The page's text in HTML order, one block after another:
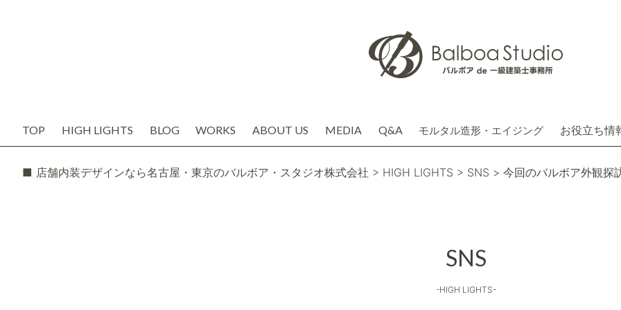
TOP HIGH LIGHTS BLOG WORKS ABOUT US MEDIA Q&A モルタル造形・エイジング お役立ち情
■ 店舗内装デザインなら名古屋・東京のバルボア・スタジオ株式会社 > HIGH LIGHTS > SNS > 今回のバルボア外観探
SNS
-HIGH LIGHTS-